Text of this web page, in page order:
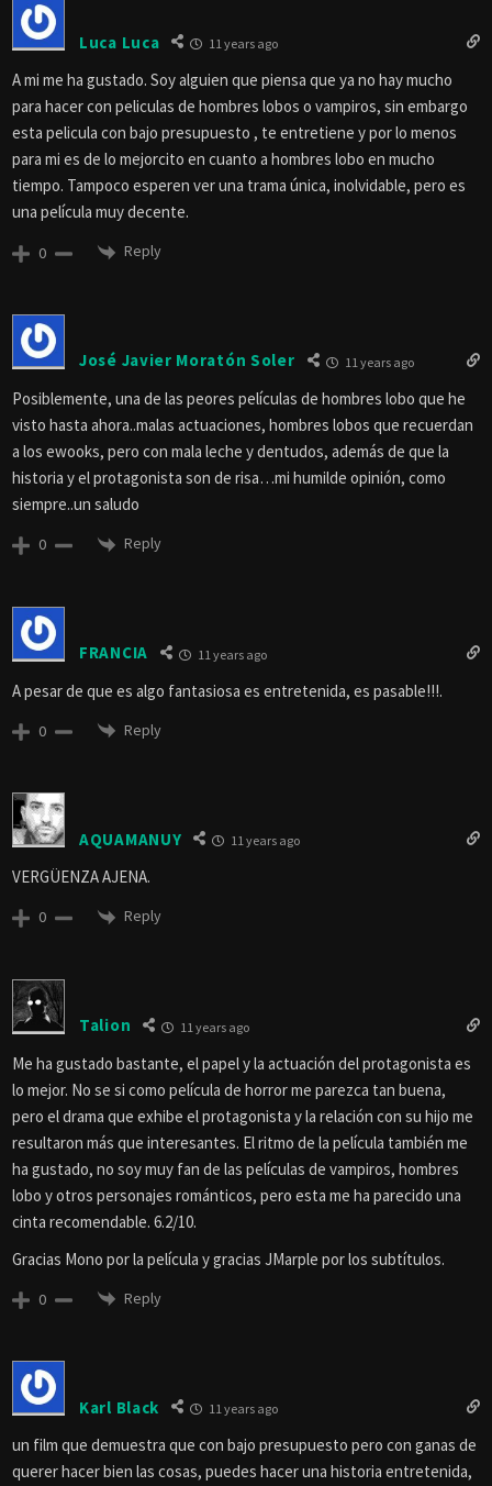
Luca Luca 11 years ago
A mi me ha gustado. Soy alguien que piensa que ya no hay mucho
para hacer con peliculas de hombres lobos o vampiros, sin embargo
esta pelicula con bajo presupuesto , te entretiene y por lo menos
para mi es de lo mejorcito en cuanto a hombres lobo en mucho
tiempo. Tampoco esperen ver una trama única, inolvidable, pero es
una película muy decente.
0 Reply
José Javier Moratón Soler 11 years ago
Posiblemente, una de las peores películas de hombres lobo que he
visto hasta ahora..malas actuaciones, hombres lobos que recuerdan
a los ewooks, pero con mala leche y dentudos, además de que la
historia y el protagonista son de risa…mi humilde opinión, como
siempre..un saludo
0 Reply
FRANCIA 11 years ago
A pesar de que es algo fantasiosa es entretenida, es pasable!!!.
0 Reply
AQUAMANUY 11 years ago
VERGÜENZA AJENA.
0 Reply
Talion 11 years ago
Me ha gustado bastante, el papel y la actuación del protagonista es
lo mejor. No se si como película de horror me parezca tan buena,
pero el drama que exhibe el protagonista y la relación con su hijo me
resultaron más que interesantes. El ritmo de la película también me
ha gustado, no soy muy fan de las películas de vampiros, hombres
lobo y otros personajes románticos, pero esta me ha parecido una
cinta recomendable. 6.2/10.
Gracias Mono por la película y gracias JMarple por los subtítulos.
0 Reply
Karl Black 11 years ago
un film que demuestra que con bajo presupuesto pero con ganas de
querer hacer bien las cosas, puedes hacer una historia entretenida,